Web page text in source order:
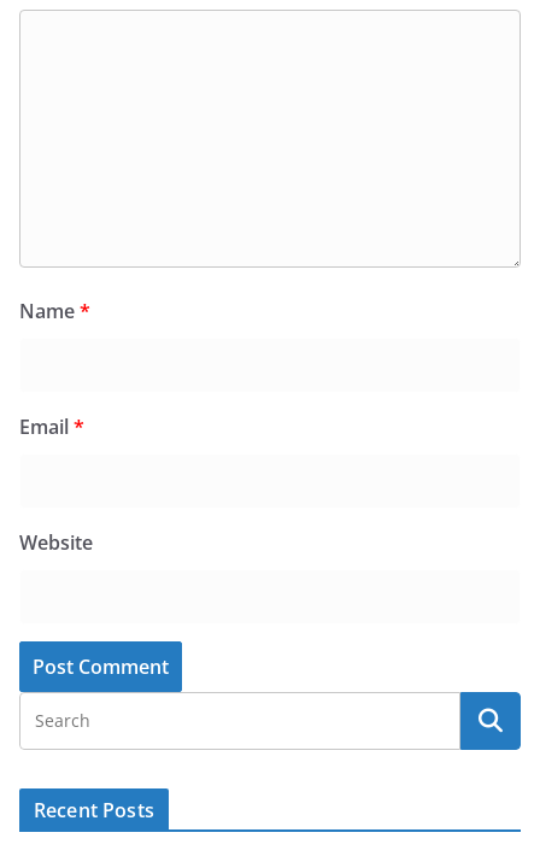
Name*
Email*
Website
Recent Posts